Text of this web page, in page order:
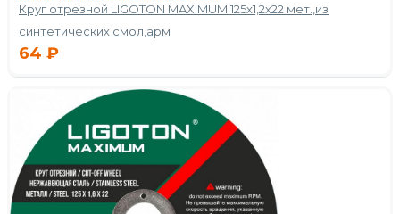
Круг отрезной LIGOTON MAXIMUM 125х1,2х22 мет.,из
синтетических смол,арм
64 ₽